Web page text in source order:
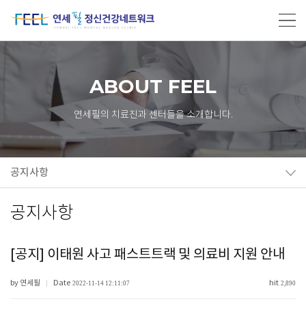
ABOUT FEEL
연세필의 치료진과 센터들을 소개합니다.
공지사항
공지사항
[공지] 이태원 사고 패스트트랙 및 의료비 지원 안내
by 연세필 Date 2022-11-14 12:11:07 hit 2,890